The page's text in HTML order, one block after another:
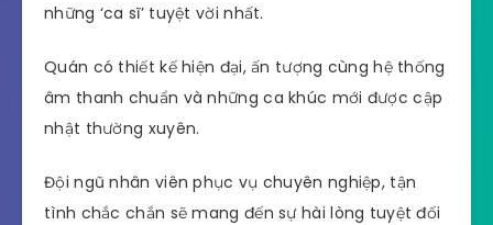
những ‘ca sĩ’ tuyệt vời nhất.
Quán có thiết kế hiện đại, ấn tượng cùng hệ thống
âm thanh chuẩn và những ca khúc mới được cập
nhật thường xuyên.
Đội ngũ nhân viên phục vụ chuyên nghiệp, tận
tình chắc chắn sẽ mang đến sự hài lòng tuyệt đối